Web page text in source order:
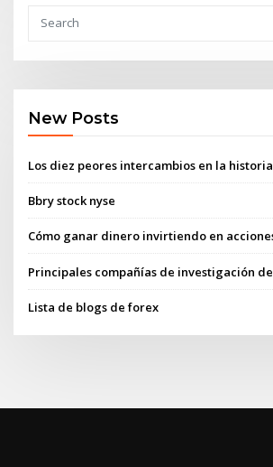
New Posts
Los diez peores intercambios en la
Bbry stock nyse
Cómo ganar dinero invirtiendo en
Principales compañías de investigación
Lista de blogs de forex